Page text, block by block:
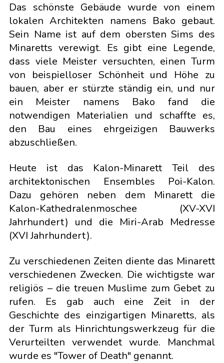
Das schönste Gebäude wurde von einem
lokalen Architekten namens Bako gebaut.
Sein Name ist auf dem obersten Sims des
Minaretts verewigt. Es gibt eine Legende,
dass viele Meister versuchten, einen Turm
von beispielloser Schönheit und Höhe zu
bauen, aber er stürzte ständig ein, und nur
ein Meister namens Bako fand die
notwendigen Materialien und schaffte es,
den Bau eines ehrgeizigen Bauwerks
abzuschließen.
Heute ist das Kalon-Minarett Teil des
architektonischen Ensembles Poi-Kalon.
Dazu gehören neben dem Minarett die
Kalon-Kathedralenmoschee (XV-XVI
Jahrhundert) und die Miri-Arab Medresse
(XVI Jahrhundert).
Zu verschiedenen Zeiten diente das Minarett
verschiedenen Zwecken. Die wichtigste war
religiös – die treuen Muslime zum Gebet zu
rufen. Es gab auch eine Zeit in der
Geschichte des einzigartigen Minaretts, als
der Turm als Hinrichtungswerkzeug für die
Verurteilten verwendet wurde. Manchmal
wurde es "Tower of Death" genannt.